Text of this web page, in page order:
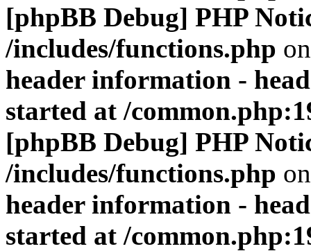
[phpBB Debug] PHP
/includes/functions.php
header information -
started at /
[phpBB Debug] PHP
/includes/functions.php
header information -
started at /